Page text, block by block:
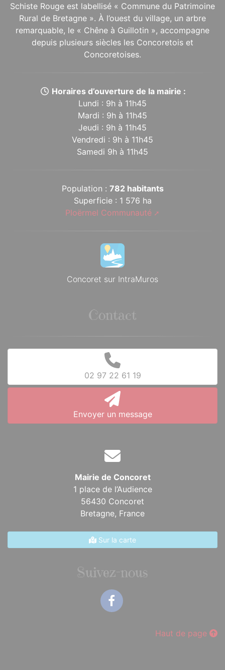
Schiste Rouge est labellisé « Commune du Patrimoine
Rural de Bretagne ». À l’ouest du village, un arbre
remarquable, le « Chêne à Guillotin », accompagne
depuis plusieurs siècles les Concoretois et
Concoretoises.
Horaires d’ouverture de la mairie :
Lundi : 9h à 11h45
Mardi : 9h à 11h45
Jeudi : 9h à 11h45
Vendredi : 9h à 11h45
Samedi 9h à 11h45
Population : 782 habitants
Superficie : 1 576 ha
Ploërmel Communauté
Concoret sur IntraMuros
Contact
02 97 22 61 19
Envoyer un message
Mairie de Concoret
1 place de l’Audience
56430 Concoret
Bretagne, France
Sur la carte
Suivez-nous
Haut de page